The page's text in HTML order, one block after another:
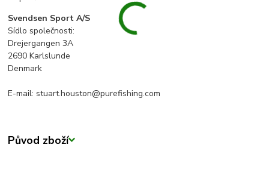
Svendsen Sport A/S
Sídlo společnosti:
Drejergangen 3A
2690 Karlslunde
Denmark
E-mail: stuart.houston@purefishing.com
Původ zboží